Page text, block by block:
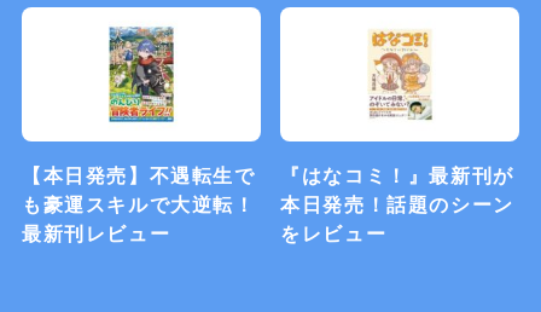
【本日発売】不遇転生で
も豪運スキルで大逆転！
最新刊レビュー
『はなコミ！』最新刊が
本日発売！話題のシーン
をレビュー